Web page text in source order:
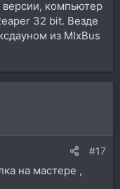
компьютер
32 bit. Везде
из MIxBus
#17
на мастере ,